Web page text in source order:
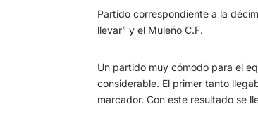
Partido correspondiente a la
llevar” y el Muleño C.F.
Un partido muy cómodo para el
considerable. El primer tanto
marcador. Con este resultado se